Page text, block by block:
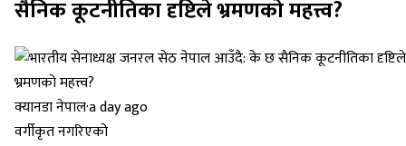
सैनिक कूटनीतिका दृष्टिले भ्रमणको महत्त्व?
क्यानडा नेपाल·a day ago
वर्गीकृत नगरिएको